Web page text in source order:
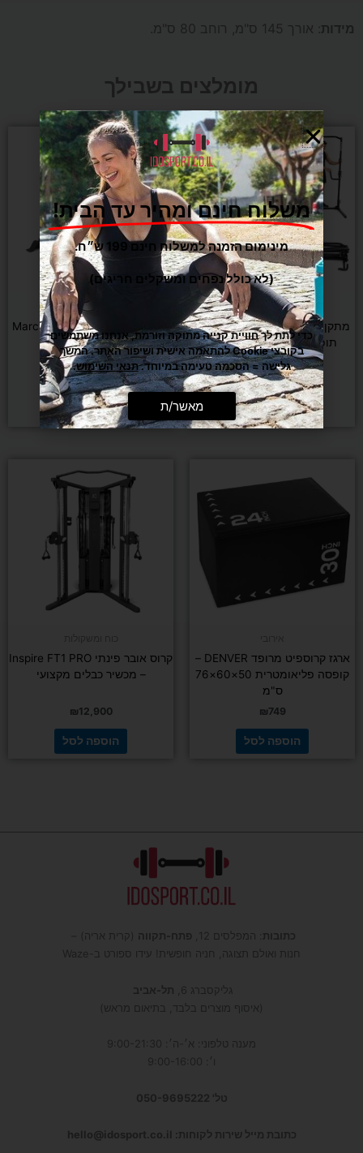
מידות: אורך 145 ס"מ, רוחב 80 ס"מ.
מומלצים בשבילך
מבצע
משקולות וכוח
מתקן מתח מקבילים מתקפל ולא
תופס מקום בבית DENVER
₪1,290
המחיר
המקורי
היה:
₪1,290.
₪990
המחיר
הנוכחי
הוא:
₪990.
הוספה לסל
משקולות וכוח
ספת כושר מתכווננת Marcy 670
₪1,190
הוספה לסל
ארגז קרוספיט מרופד DENVER –
קופסה פליאומטרית 50×60×76
ס"מ
₪749
הוספה לסל
קרוס אובר פינתי Inspire FT1 PRO
– מכשיר כבלים מקצועי
₪12,900
הוספה לסל
כתובות : המפלסים 12, פתח-תקווה (קרית אריה) –
חנות ואולם תצוגה, חניה חופשית! עידו ספורט ב-Waze
גליקסברג 6,
תל-אביב
(איסוף מוצרים בלבד, בתיאום מראש)
מענה טלפוני: א׳-ה׳: 9:00-21:30
ו׳: 9:00-16:00
טל' 050-9695222
כתובת מייל שירות לקוחות: hello@idosport.co.il
משלוח חינם ומהיר עד הבית!
מינימום הזמנה למשלוח חינם 199 ש״ח.
(לא כולל נפחים ומשקלים חריגים)
כדי לתת לך חוויית קנייה מתוקה וזורמת, אנחנו משתמשים
בקובצי Cookie להתאמה אישית ושיפור האתר. המשך
גלישה = הסכמה טעימה במיוחד.תנאי השימוש.
מאשר/ת